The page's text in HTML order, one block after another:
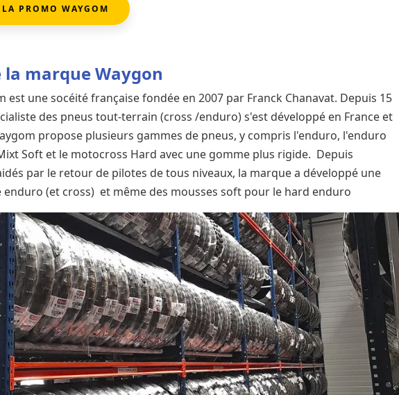
PROMO WAYGOM
marque Waygon
est une socéité française fondée en 2007 par Franck Chanavat. Depuis 15
des pneus tout-terrain (cross /enduro) s'est développé en France et
propose plusieurs gammes de pneus, y compris l'enduro, l'enduro
Soft et le motocross Hard avec une gomme plus rigide. Depuis
par le retour de pilotes de tous niveaux, la marque a développé une
enduro (et cross) et même des mousses soft pour le hard enduro